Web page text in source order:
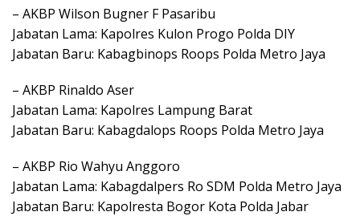
– AKBP Wilson Bugner F Pasaribu
Jabatan Lama: Kapolres Kulon Progo Polda DIY
Jabatan Baru: Kabagbinops Roops Polda Metro Jaya
– AKBP Rinaldo Aser
Jabatan Lama: Kapolres Lampung Barat
Jabatan Baru: Kabagdalops Roops Polda Metro Jaya
– AKBP Rio Wahyu Anggoro
Jabatan Lama: Kabagdalpers Ro SDM Polda Metro Jaya
Jabatan Baru: Kapolresta Bogor Kota Polda Jabar